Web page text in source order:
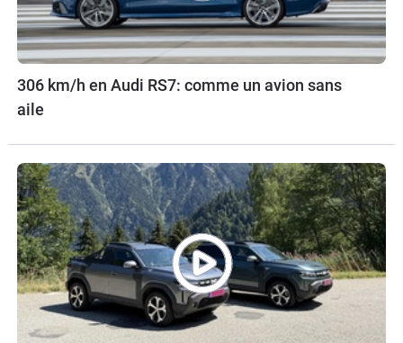
306 km/h en Audi RS7: comme un avion sans
aile